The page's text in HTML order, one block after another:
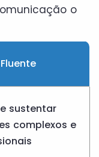
o
sustentar
complexos e